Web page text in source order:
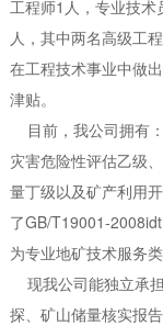
工程师1人，专业技术
人，其中两名高级工
在工程技术事业中做
津贴。
目前，我公司拥有
灾害危险性评估乙级
量丁级以及矿产利用
了GB/T19001-
为专业地矿技术服务类
现我公司能独立承
探、矿山储量核实报